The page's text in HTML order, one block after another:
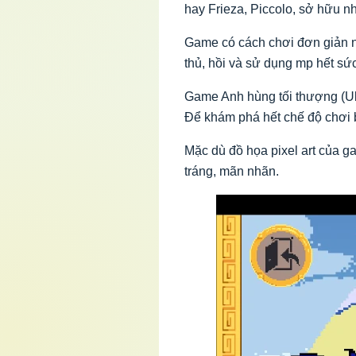
hay Frieza, Piccolo, sở hữu
Game có cách chơi đơn giản
thủ, hồi và sử dụng mp hết
Game Anh hùng tối thượng
Để khám phá hết chế độ chơi
Mặc dù đồ họa pixel art của
tráng, mãn nhãn.